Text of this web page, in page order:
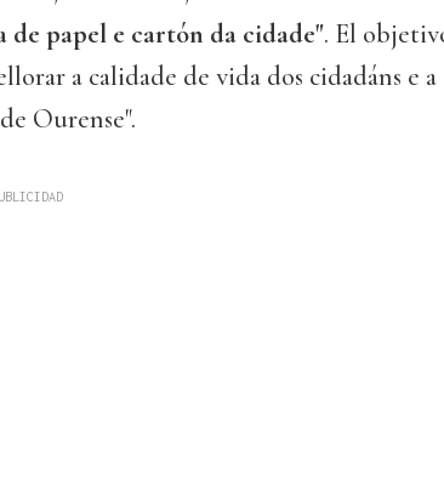
papel e cartón da cidade". El
a calidade de vida dos cidadáns e a
Ourense".